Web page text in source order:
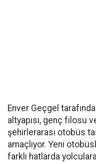
Enver Geçgel
altyapısı, genç filosu
şehirlerarası otobüs
amaçlıyor. Yeni
farklı hatlarda